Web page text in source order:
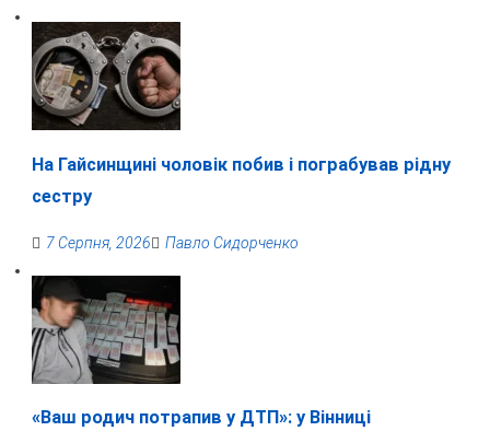
На Гайсинщині чоловік побив і пограбував рідну
сестру
7 Серпня, 2026 Павло Сидорченко
«Ваш родич потрапив у ДТП»: у Вінниці